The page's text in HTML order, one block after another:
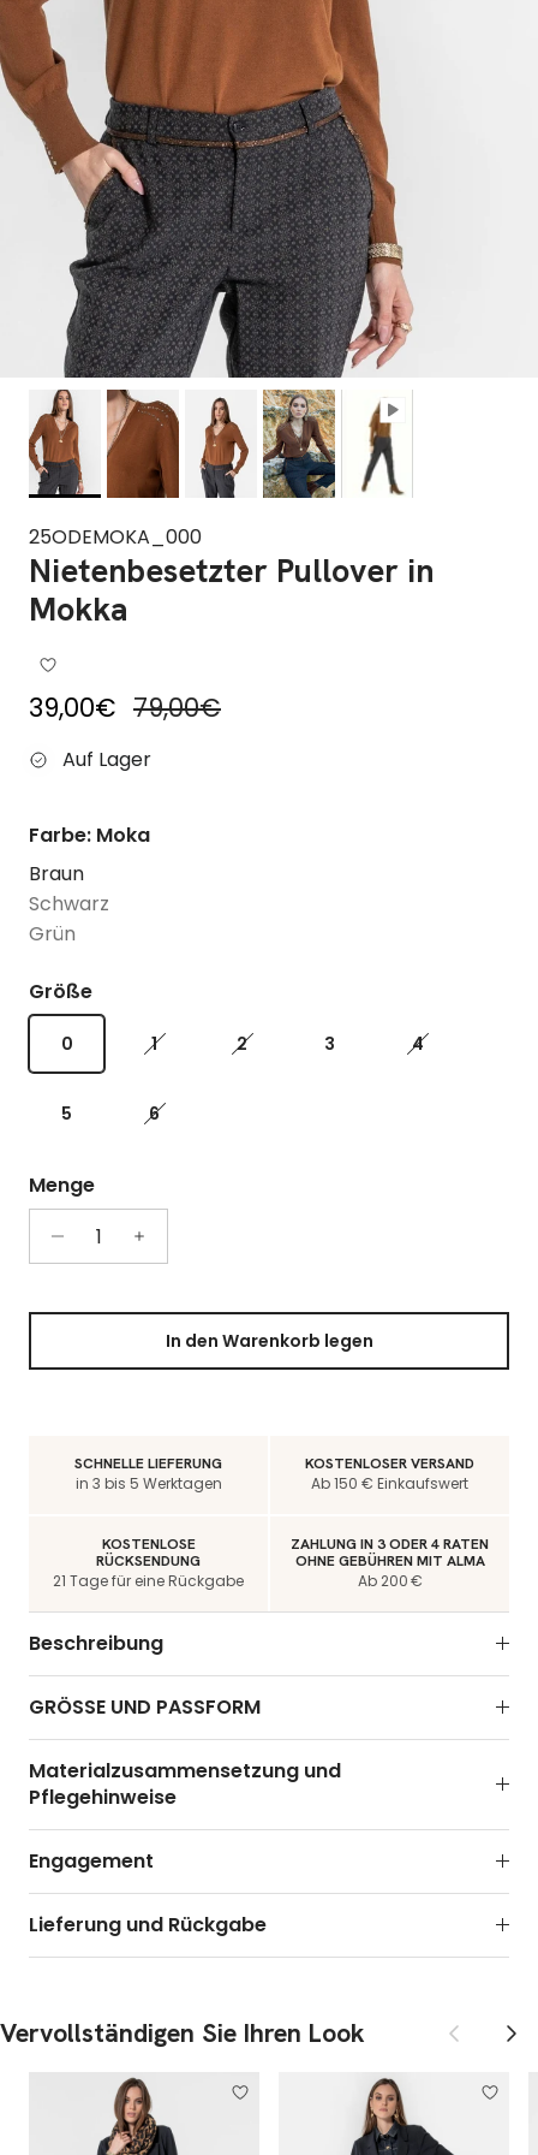
25ODEMOKA_000
Nietenbesetzter Pullover in
Mokka
Reduzierter Preis
39,00€ Regulärer Preis
79,00€
Auf Lager
Farbe: Moka
Braun
Schwarz
Grün
Größe
0 1 2 3 4
5 6
Menge
In den Warenkorb legen
SCHNELLE LIEFERUNG
in 3 bis 5 Werktagen
KOSTENLOSER VERSAND
Ab 150 € Einkaufswert
KOSTENLOSE
RÜCKSENDUNG
21 Tage für eine Rückgabe
ZAHLUNG IN 3 ODER 4 RATEN
OHNE GEBÜHREN MIT ALMA
Ab 200 €
Beschreibung
GRÖSSE UND PASSFORM
Materialzusammensetzung und
Pflegehinweise
Engagement
Lieferung und Rückgabe
Vervollständigen Sie Ihren Look Zurück